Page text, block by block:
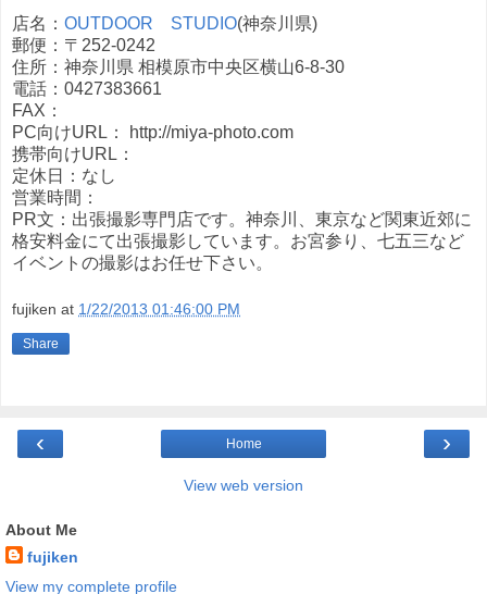
店名： OUTDOOR STUDIO(神奈川県)
郵便：〒252-0242
住所：神奈川県 相模原市中央区横山6-8-30
電話：0427383661
FAX：
PC向けURL： http://miya-photo.com
携帯向けURL：
定休日：なし
営業時間：
PR文：出張撮影専門店です。神奈川、東京など関東近郊に
格安料金にて出張撮影しています。お宮参り、七五三など
イベントの撮影はお任せ下さい。
fujiken at 1/22/2013 01:46:00 PM
Share
‹ ›
Home
View web version
About Me
fujiken
View my complete profile